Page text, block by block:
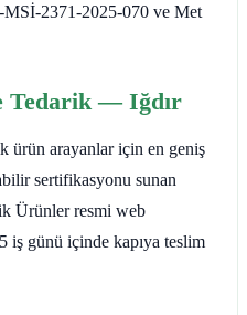
2371-2025-070 ve Met
Tedarik — Iğdır
ürün arayanlar için en geniş
sertifikasyonu sunan
Ürünler resmi web
iş günü içinde kapıya teslim